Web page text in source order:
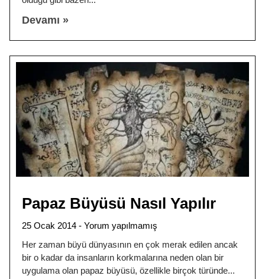
Devamı »
Papaz Büyüsü Nasıl Yapılır
25 Ocak 2014
Yorum yapılmamış
Her zaman büyü dünyasının en çok merak edilen ancak
bir o kadar da insanların korkmalarına neden olan bir
uygulama olan papaz büyüsü, özellikle birçok türünde